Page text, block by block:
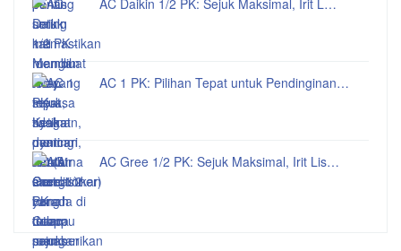
AC Daikin 1/2 PK: Sejuk Maksimal, Irit L…
AC 1 PK: Pilihan Tepat untuk Pendinginan…
AC Gree 1/2 PK: Sejuk Maksimal, Irit Lis…